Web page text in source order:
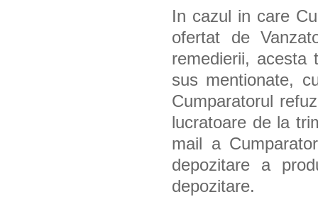
In cazul in care
ofertat de
remedierii, acesta
sus mentionate,
Cumparatorul
lucratoare de la
mail a
depozitare a
depozitare.